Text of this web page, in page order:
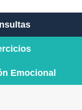
Emocional